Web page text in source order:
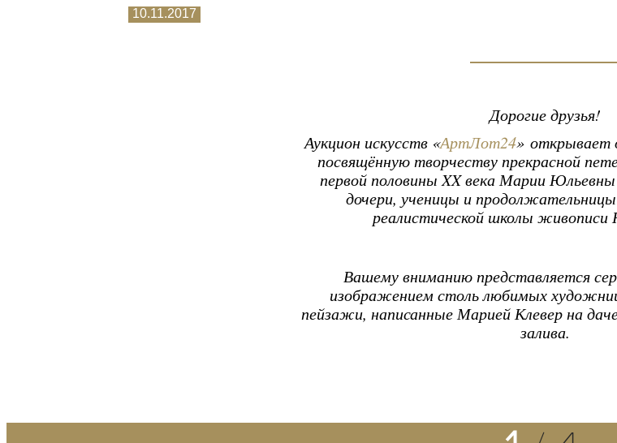
10.11.2017
Дорогие друзья!
Аукцион искусств «АртЛот24» открывает
посвящённую творчеству прекрасной
первой половины XX века Марии
дочери, ученицы и
реалистической школы
Вашему вниманию представляется
изображением столь любимых
пейзажи, написанные Марией Клевер на
залива.